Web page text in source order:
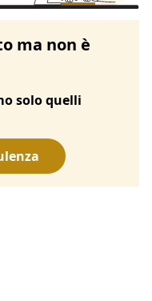
ma non è
solo quelli